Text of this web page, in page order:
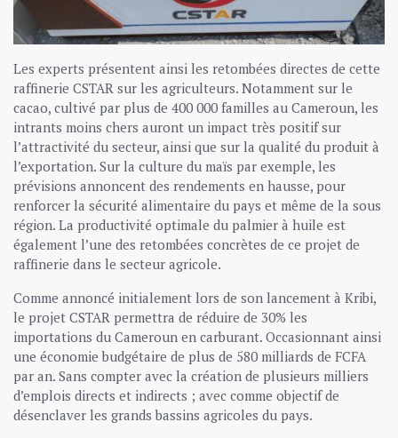
Les experts présentent ainsi les retombées directes de cette
raffinerie CSTAR sur les agriculteurs. Notamment sur le
cacao, cultivé par plus de 400 000 familles au Cameroun, les
intrants moins chers auront un impact très positif sur
l’attractivité du secteur, ainsi que sur la qualité du produit à
l’exportation. Sur la culture du maïs par exemple, les
prévisions annoncent des rendements en hausse, pour
renforcer la sécurité alimentaire du pays et même de la sous
région. La productivité optimale du palmier à huile est
également l’une des retombées concrètes de ce projet de
raffinerie dans le secteur agricole.
Comme annoncé initialement lors de son lancement à Kribi,
le projet CSTAR permettra de réduire de 30% les
importations du Cameroun en carburant. Occasionnant ainsi
une économie budgétaire de plus de 580 milliards de FCFA
par an. Sans compter avec la création de plusieurs milliers
d’emplois directs et indirects ; avec comme objectif de
désenclaver les grands bassins agricoles du pays.